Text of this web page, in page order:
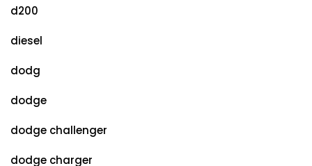
d200
diesel
dodg
dodge
dodge challenger
dodge charger